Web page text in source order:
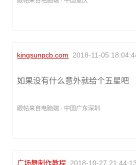
kingsunpcb.com 2018-11-05
如果没有什么意外就给个五星吧
跟帖来自电脑端 · 中国广东深圳
广场舞制作教程 2018-10-27 21:44:13